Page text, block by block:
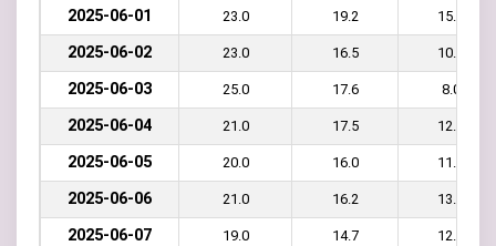
2025-06-01
23.0 19.2 15.0
2025-06-02 23.0 16.5 10.0
2025-06-03 25.0 17.6 8.0
2025-06-04 21.0 17.5 12.0
2025-06-05 20.0 16.0 11.0
2025-06-06 21.0 16.2 13.0
2025-06-07 19.0 14.7 12.0